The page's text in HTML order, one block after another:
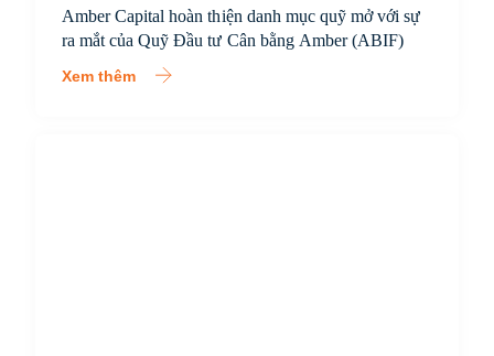
Amber Capital hoàn thiện danh mục quỹ mở với sự
ra mắt của Quỹ Đầu tư Cân bằng Amber (ABIF)
Xem thêm